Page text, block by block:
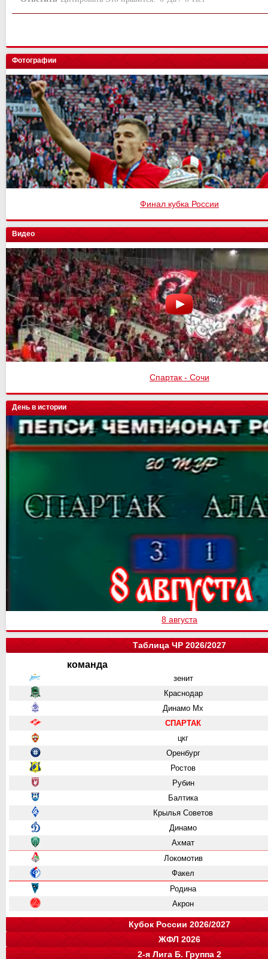
Фотографии
Финал кубка России
Видео
Спартак - Сочи
День в истории
8 августа
Таблица ЧР 2026/2027
команда
зенит
Краснодар
Динамо Мх
СПАРТАК
цкг
Оренбург
Ростов
Рубин
Балтика
Крылья Советов
Динамо
Ахмат
Локомотив
Факел
Родина
Акрон
Кубок России 2026/2027
Группа "A"
Группа "B"
Группа "C"
Группа "D" ЖФЛ 2026
2-я Лига Б. Группа 2